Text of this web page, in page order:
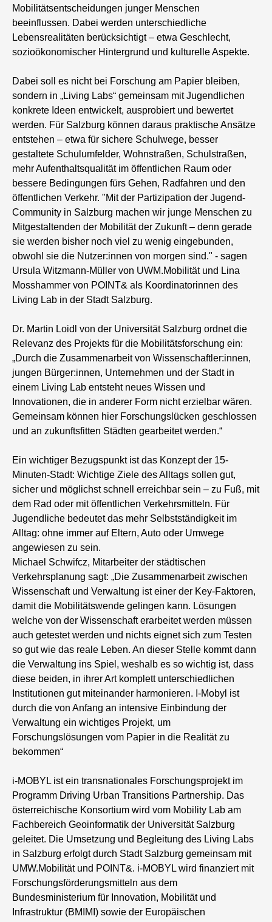
Mobilitätsentscheidungen junger Menschen
beeinflussen. Dabei werden unterschiedliche
Lebensrealitäten berücksichtigt – etwa Geschlecht,
sozioökonomischer Hintergrund und kulturelle Aspekte.
Dabei soll es nicht bei Forschung am Papier bleiben,
sondern in „Living Labs“ gemeinsam mit Jugendlichen
konkrete Ideen entwickelt, ausprobiert und bewertet
werden. Für Salzburg können daraus praktische Ansätze
entstehen – etwa für sichere Schulwege, besser
gestaltete Schulumfelder, Wohnstraßen, Schulstraßen,
mehr Aufenthaltsqualität im öffentlichen Raum oder
bessere Bedingungen fürs Gehen, Radfahren und den
öffentlichen Verkehr. "Mit der Partizipation der Jugend-
Community in Salzburg machen wir junge Menschen zu
Mitgestaltenden der Mobilität der Zukunft – denn gerade
sie werden bisher noch viel zu wenig eingebunden,
obwohl sie die Nutzer:innen von morgen sind." - sagen
Ursula Witzmann-Müller von UWM.Mobilität und Lina
Mosshammer von POINT& als Koordinatorinnen des
Living Lab in der Stadt Salzburg.
Dr. Martin Loidl von der Universität Salzburg ordnet die
Relevanz des Projekts für die Mobilitätsforschung ein:
„Durch die Zusammenarbeit von Wissenschaftler:innen,
jungen Bürger:innen, Unternehmen und der Stadt in
einem Living Lab entsteht neues Wissen und
Innovationen, die in anderer Form nicht erzielbar wären.
Gemeinsam können hier Forschungslücken geschlossen
und an zukunftsfitten Städten gearbeitet werden.“
Ein wichtiger Bezugspunkt ist das Konzept der 15-
Minuten-Stadt: Wichtige Ziele des Alltags sollen gut,
sicher und möglichst schnell erreichbar sein – zu Fuß, mit
dem Rad oder mit öffentlichen Verkehrsmitteln. Für
Jugendliche bedeutet das mehr Selbstständigkeit im
Alltag: ohne immer auf Eltern, Auto oder Umwege
angewiesen zu sein.
Michael Schwifcz, Mitarbeiter der städtischen
Verkehrsplanung sagt: „Die Zusammenarbeit zwischen
Wissenschaft und Verwaltung ist einer der Key-Faktoren,
damit die Mobilitätswende gelingen kann. Lösungen
welche von der Wissenschaft erarbeitet werden müssen
auch getestet werden und nichts eignet sich zum Testen
so gut wie das reale Leben. An dieser Stelle kommt dann
die Verwaltung ins Spiel, weshalb es so wichtig ist, dass
diese beiden, in ihrer Art komplett unterschiedlichen
Institutionen gut miteinander harmonieren. I-Mobyl ist
durch die von Anfang an intensive Einbindung der
Verwaltung ein wichtiges Projekt, um
Forschungslösungen vom Papier in die Realität zu
bekommen“
i-MOBYL ist ein transnationales Forschungsprojekt im
Programm Driving Urban Transitions Partnership. Das
österreichische Konsortium wird vom Mobility Lab am
Fachbereich Geoinformatik der Universität Salzburg
geleitet. Die Umsetzung und Begleitung des Living Labs
in Salzburg erfolgt durch Stadt Salzburg gemeinsam mit
UMW.Mobilität und POINT&. i-MOBYL wird finanziert mit
Forschungsförderungsmitteln aus dem
Bundesministerium für Innovation, Mobilität und
Infrastruktur (BMIMI) sowie der Europäischen